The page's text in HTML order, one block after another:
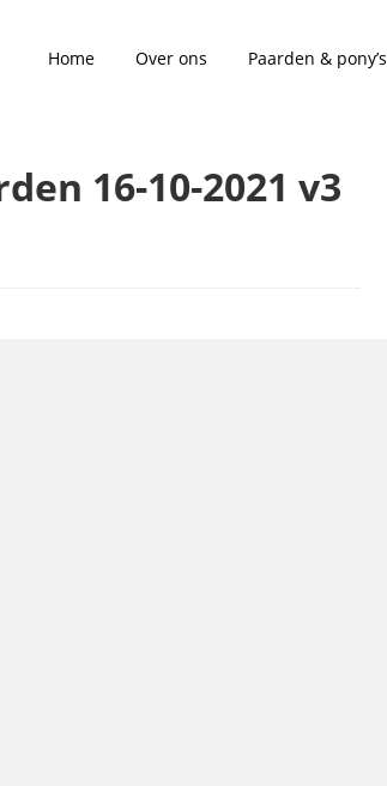
Home Over ons Paarden & pony’s
16-10-2021 v3